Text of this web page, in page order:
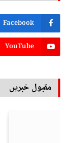
Facebook
YouTube
مقبول خبریں